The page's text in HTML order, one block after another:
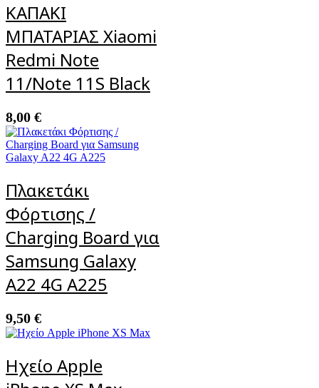
ΚΑΠΑΚΙ
ΜΠΑΤΑΡΙΑΣ Xiaomi
Redmi Note
11/Note 11S Black
8,00 €
Πλακετάκι
Φόρτισης /
Charging Board για
Samsung Galaxy
A22 4G A225
9,50 €
Ηχείο Apple